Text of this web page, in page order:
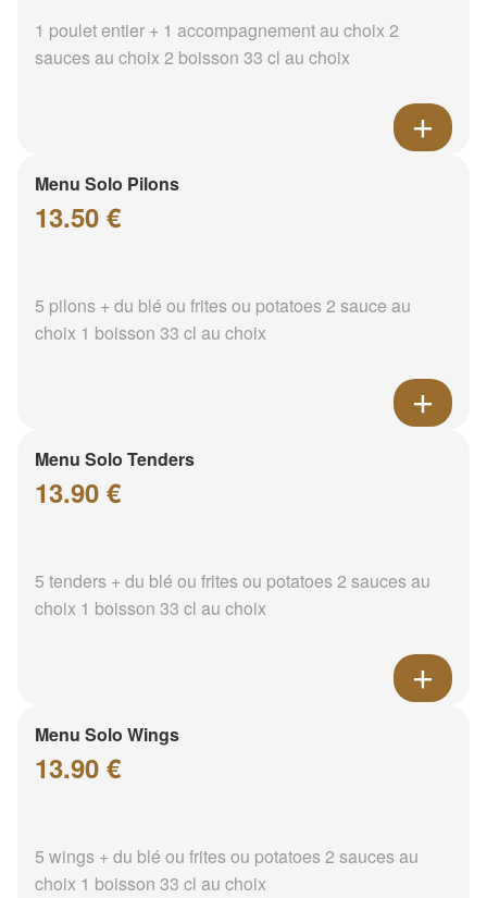
1 poulet entier + 1 accompagnement au choix 2
sauces au choix 2 boisson 33 cl au choix
Menu Solo Pilons
13.50 €
5 pilons + du blé ou frites ou potatoes 2 sauce au
choix 1 boisson 33 cl au choix
Menu Solo Tenders
13.90 €
5 tenders + du blé ou frites ou potatoes 2 sauces au
choix 1 boisson 33 cl au choix
Menu Solo Wings
13.90 €
5 wings + du blé ou frites ou potatoes 2 sauces au
choix 1 boisson 33 cl au choix